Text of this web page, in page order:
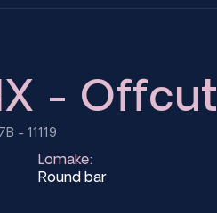
- Offcut
- 11119
Lomake:
Round bar